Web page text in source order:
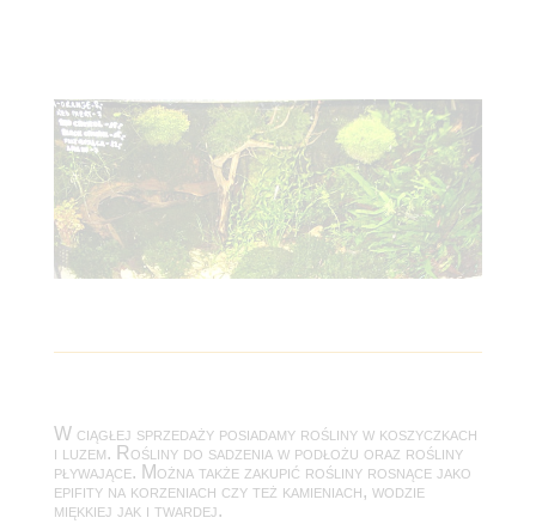
W ciągłej sprzedaży posiadamy rośliny w koszyczkach
i luzem. Rośliny do sadzenia w podłożu oraz rośliny
pływające. Można także zakupić rośliny rosnące jako
epifity na korzeniach czy też kamieniach, wodzie
miękkiej jak i twardej.